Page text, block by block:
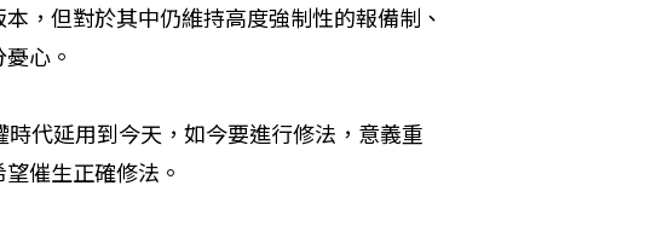
，但對於其中仍維持高度強制性的報備制、
心。
代延用到今天，如今要進行修法，意義重
催生正確修法。